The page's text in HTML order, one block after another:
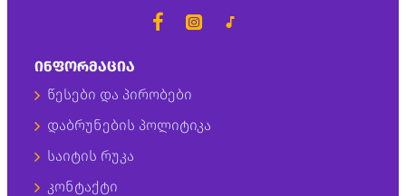
ᲘᲜᲤᲝᲠᲛᲐᲪᲘᲐ
წესები და პირობები
დაბრუნების პოლიტიკა
საიტის რუკა
კონტაქტი